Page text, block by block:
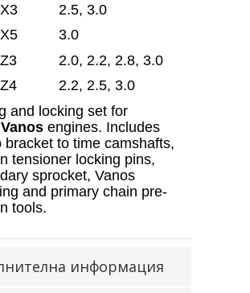
X3
2.5, 3.0
X5
3.0
Z3
2.0, 2.2, 2.8, 3.0
Z4
2.2, 2.5, 3.0
and locking set for
Vanosengines. Includes
bracket to time camshafts,
tensioner locking pins,
sprocket, Vanos
and primary chain pre-
tools.
информация